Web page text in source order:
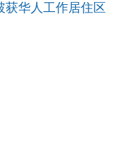
华人工作居住区